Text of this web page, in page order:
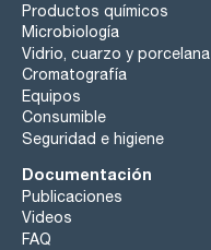
Productos químicos
Microbiología
Vidrio, cuarzo y porcelana
Cromatografía
Equipos
Consumible
Seguridad e higiene
Documentación
Publicaciones
Videos
FAQ